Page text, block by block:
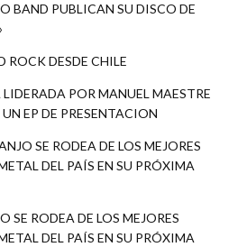
BAND PUBLICAN SU DISCO DE
ROCK DESDE CHILE
POR MANUEL MAESTRE
EP DE PRESENTACION
SE RODEA DE LOS MEJORES
DEL PAÍS EN SU PRÓXIMA
SE RODEA DE LOS MEJORES
DEL PAÍS EN SU PRÓXIMA